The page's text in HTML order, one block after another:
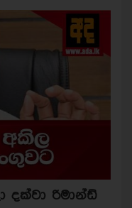
දක්වා රිමාන්ඩ්